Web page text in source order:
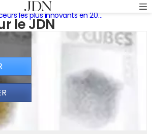
le JDN
les plus innovants en 2009 ?